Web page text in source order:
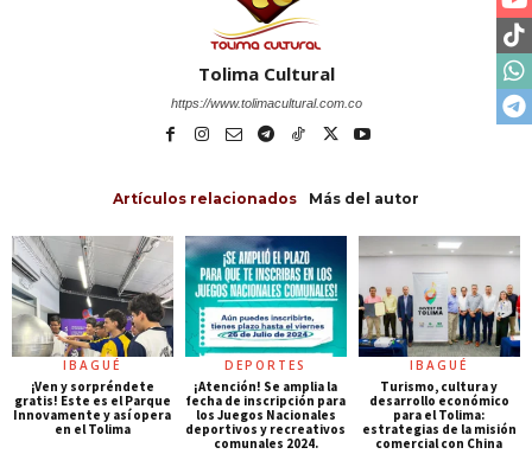
Tolima Cultural
https://www.tolimacultural.com.co
Artículos relacionados Más del autor
IBAGUÉ
¡Ven y sorpréndete
gratis! Este es el Parque
Innovamente y así opera
en el Tolima
DEPORTES
¡Atención! Se amplia la
fecha de inscripción para
los Juegos Nacionales
deportivos y recreativos
comunales 2024.
IBAGUÉ
Turismo, cultura y
desarrollo económico
para el Tolima:
estrategias de la misión
comercial con China